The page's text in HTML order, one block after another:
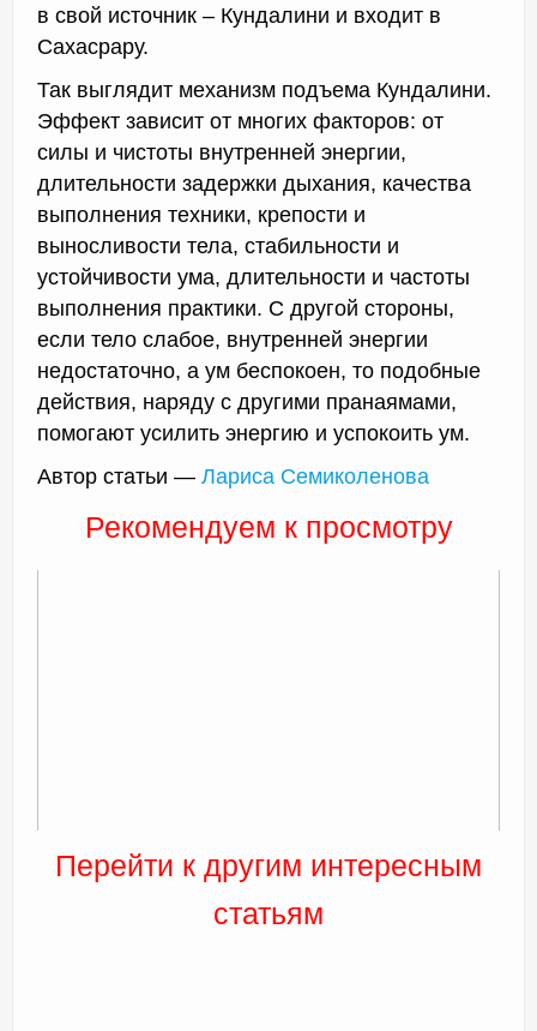
в свой источник – Кундалини и входит в
Сахасрару.
Так выглядит механизм подъема Кундалини.
Эффект зависит от многих факторов: от
силы и чистоты внутренней энергии,
длительности задержки дыхания, качества
выполнения техники, крепости и
выносливости тела, стабильности и
устойчивости ума, длительности и частоты
выполнения практики. С другой стороны,
если тело слабое, внутренней энергии
недостаточно, а ум беспокоен, то подобные
действия, наряду с другими пранаямами,
помогают усилить энергию и успокоить ум.
Автор статьи — Лариса Семиколенова
Рекомендуем к просмотру
Перейти к другим интересным
статьям